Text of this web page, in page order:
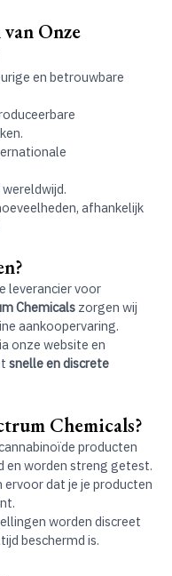
Onze
en betrouwbare
wereldwijd.
afhankelijk
leverancier voor
Chemicals zorgen wij
aankoopervaring.
onze website en
snelle en discrete
Chemicals?
producten
en worden streng getest.
ervoor dat je je producten
worden discreet
beschermd is.